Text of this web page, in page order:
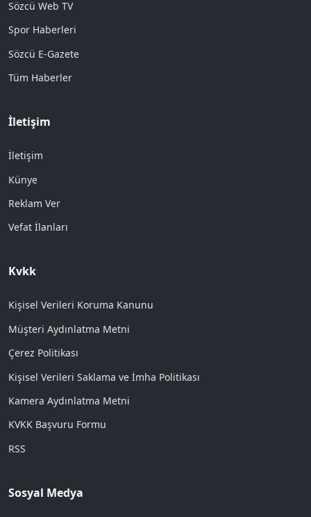
Sözcü Web TV
Spor Haberleri
Sözcü E-Gazete
Tüm Haberler
İletişim
İletişim
Künye
Reklam Ver
Vefat İlanları
Kvkk
Kişisel Verileri Koruma Kanunu
Müşteri Aydınlatma Metni
Çerez Politikası
Kişisel Verileri Saklama ve İmha Politikası
Kamera Aydınlatma Metni
KVKK Başvuru Formu
RSS
Sosyal Medya